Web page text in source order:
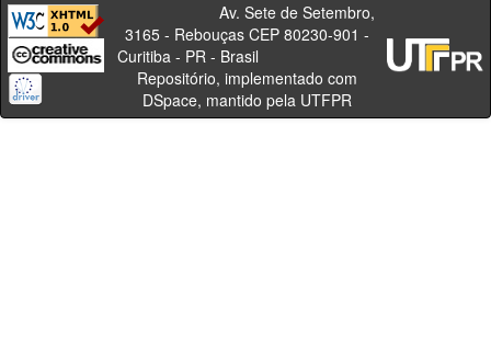
Av. Sete de Setembro,
3165 - Rebouças CEP 80230-901 -
Curitiba - PR - Brasil
Repositório, implementado com
DSpace, mantido pela UTFPR